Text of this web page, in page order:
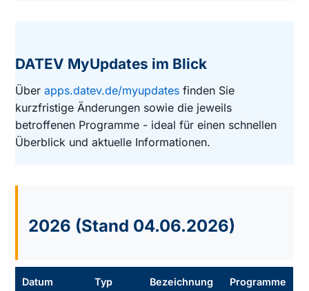
DATEV MyUpdates im Blick
Überapps.datev.de/myupdates finden Sie
kurzfristige Änderungen sowie die jeweils
betroffenen Programme - ideal für einen schnellen
Überblick und aktuelle Informationen.
2026 (Stand 04.06.2026)
Datum Typ Bezeichnung Programme